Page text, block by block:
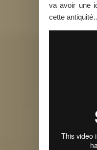
va avoir une
cette